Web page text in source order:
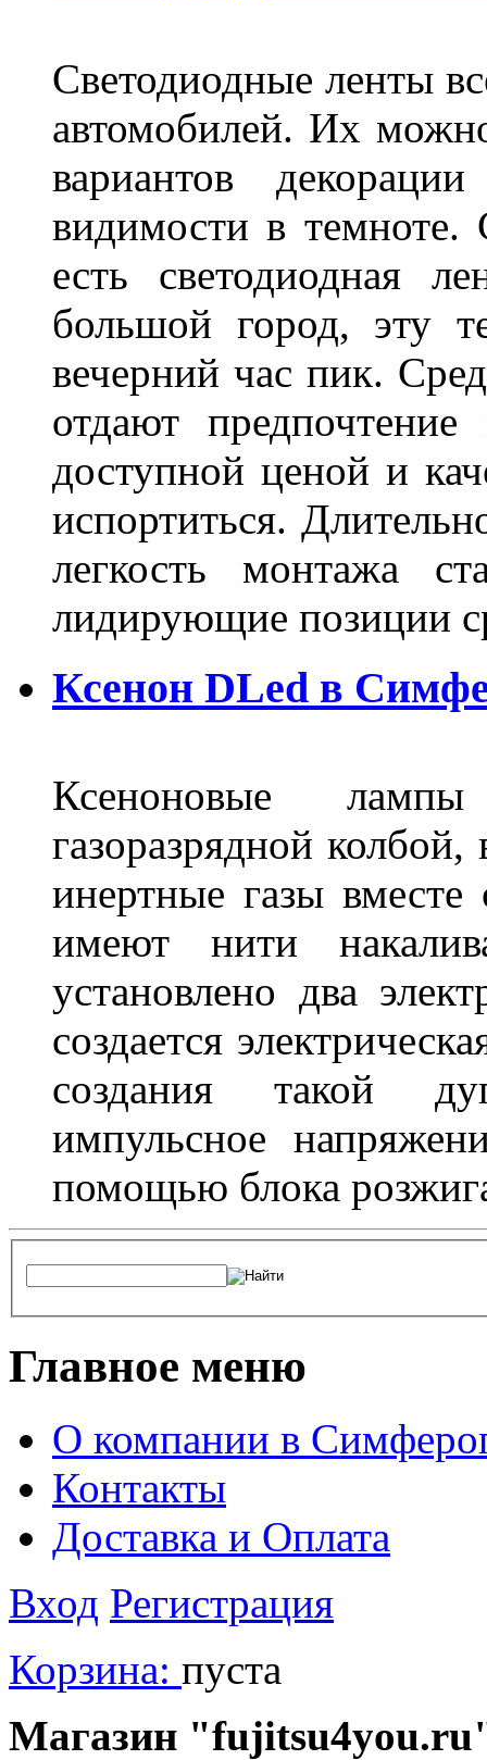
Светодиодные ленты
автомобилей. Их
вариантов
видимости в темноте.
есть светодиодная
большой город, эту
вечерний час пик.
отдают
доступной ценой и
испортиться.
легкость монтажа
лидирующие
Ксенон DLed в
Ксеноновые
газоразрядной
инертные газы
имеют нити
установлено два
создается
создания такой
импульсное
помощью блока
Главное меню
О компании в
Контакты
Доставка и Оплата
Вход Регистрация
Корзина: пуста
Магазин